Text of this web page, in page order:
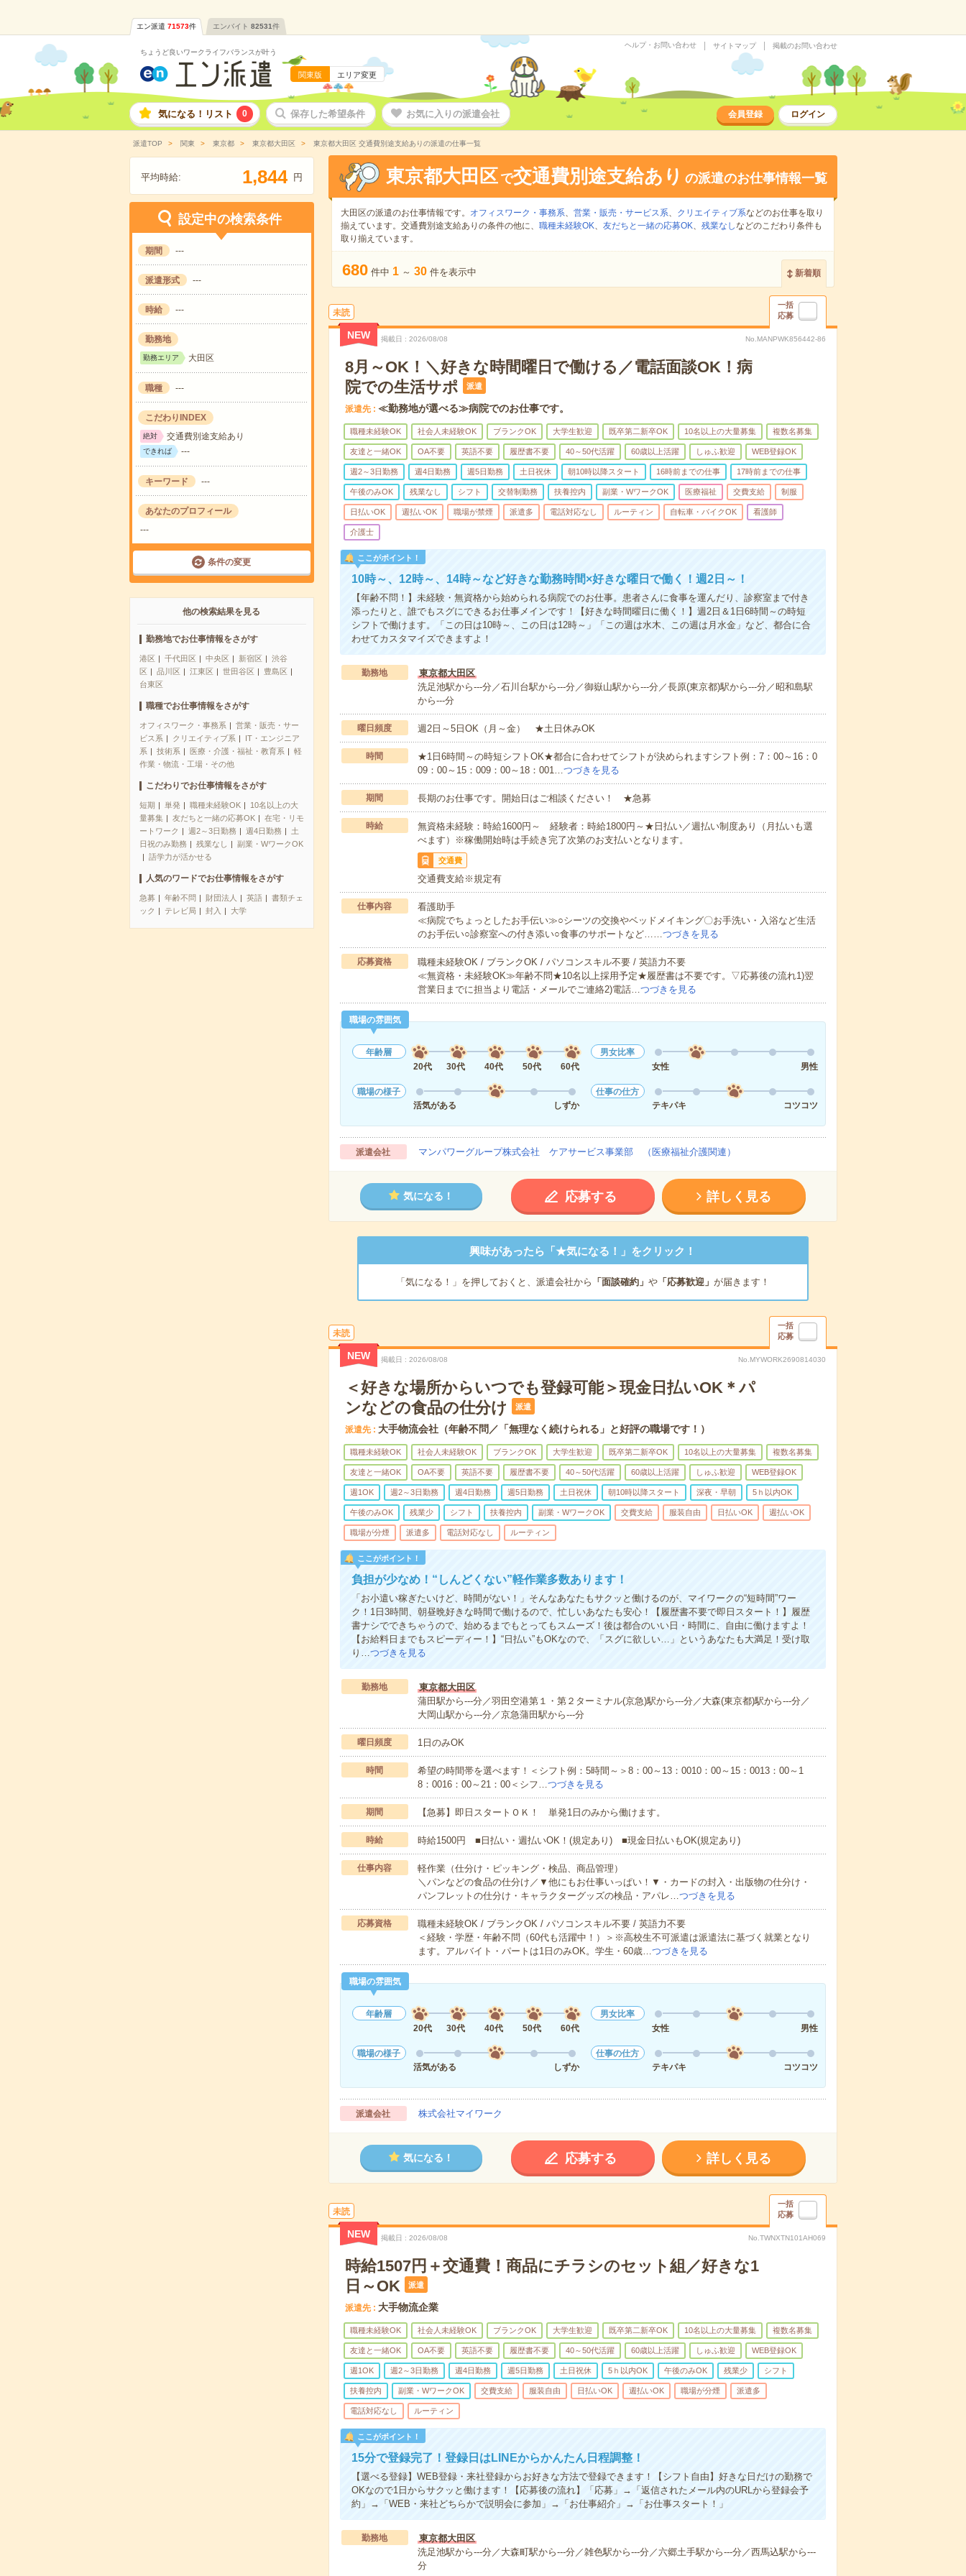
エン派遣 71573件 エンバイト 82531件
ちょうど良いワークライフバランスが叶う
関東版 エリア変更
ヘルプ・お問い合わせ サイトマップ 掲載のお問い合わせ
気になる！リスト 0 保存した希望条件 お気に入りの派遣会社 会員登録 ログイン
派遣TOP 関東 東京都 東京都大田区 東京都大田区 交通費別途支給ありの派遣の仕事一覧
平均時給: 1,844 円
設定中の検索条件
期間 ---
派遣形式 ---
時給 ---
勤務地
勤務エリア 大田区
職種 ---
こだわりINDEX
絶対 交通費別途支給あり
できれば ---
キーワード ---
あなたのプロフィール
---
条件の変更
他の検索結果を見る
勤務地でお仕事情報をさがす
港区 千代田区 中央区 新宿区
渋谷
区
品川区 江東区 世田谷区
豊島区
台東区
職種でお仕事情報をさがす
オフィスワーク・事務系
営業・販売・サー
ビス系
クリエイティブ系
IT・エンジニア
系
技術系 医療・介護・福祉・教育系
軽
作業・物流・工場・その他
こだわりでお仕事情報をさがす
短期 単発 職種未経験OK
10名以上の大
量募集
友だちと一緒の応募OK
在宅・リモ
ートワーク
週2～3日勤務 週4日勤務
土
日祝のみ勤務
残業なし
副業・WワークOK
語学力が活かせる
人気のワードでお仕事情報をさがす
急募 年齢不問 財団法人 英語
書類チェ
ック
テレビ局 封入 大学
東京都大田区 で交通費別途支給あり の派遣のお仕事情報一覧
大田区の派遣のお仕事情報です。 オフィスワーク・事務系、 営業・販売・サービス系、 クリエイティブ系などのお仕事を取り
揃えています。交通費別途支給ありの条件の他に、 職種未経験OK、 友だちと一緒の応募OK、 残業なしなどのこだわり条件も
取り揃えています。
680 件中 1 ～ 30 件を表示中 新着順
未読
一括
応募
NEW 掲載日 2026/08/08 No.MANPWK856442-86
8月～OK！＼好きな時間曜日で働ける／電話面談OK！病
院での生活サポ
派遣
派遣先 ≪勤務地が選べる≫病院でのお仕事です。
職種未経験OK 社会人未経験OK ブランクOK 大学生歓迎 既卒第二新卒OK 10名以上の大量募集 複数名募集
友達と一緒OK OA不要 英語不要 履歴書不要 40～50代活躍 60歳以上活躍 しゅふ歓迎 WEB登録OK
週2～3日勤務 週4日勤務 週5日勤務 土日祝休 朝10時以降スタート 16時前までの仕事 17時前までの仕事
午後のみOK 残業なし シフト 交替制勤務 扶養控内 副業・WワークOK 医療福祉 交費支給 制服
日払いOK 週払いOK 職場が禁煙 派遣多 電話対応なし ルーティン 自転車・バイクOK 看護師
介護士
ここがポイント！
10時～、12時～、14時～など好きな勤務時間×好きな曜日で働く！週2日～！
【年齢不問！】未経験・無資格から始められる病院でのお仕事。患者さんに食事を運んだり、診察室まで付き
添ったりと、誰でもスグにできるお仕事メインです！【好きな時間曜日に働く！】週2日＆1日6時間～の時短
シフトで働けます。「この日は10時～、この日は12時～」「この週は水木、この週は月水金」など、都合に合
わせてカスタマイズできますよ！
勤務地
東京都大田区
洗足池駅から---分／石川台駅から---分／御嶽山駅から---分／長原(東京都)駅から---分／昭和島駅
から---分
曜日頻度 週2日～5日OK（月～金） ★土日休みOK
時間
★1日6時間～の時短シフトOK★都合に合わせてシフトが決められますシフト例：7：00～16：0
09：00～15：009：00～18：001…つづきを見る
期間 長期のお仕事です。開始日はご相談ください！ ★急募
時給
無資格未経験：時給1600円～ 経験者：時給1800円～★日払い／週払い制度あり（月払いも選
べます）※稼働開始時は手続き完了次第のお支払いとなります。
交通費
交通費支給※規定有
仕事内容
看護助手
≪病院でちょっとしたお手伝い≫○シーツの交換やベッドメイキング〇お手洗い・入浴など生活
のお手伝い○診察室への付き添い○食事のサポートなど……つづきを見る
応募資格
職種未経験OK / ブランクOK / パソコンスキル不要 / 英語力不要
≪無資格・未経験OK≫年齢不問★10名以上採用予定★履歴書は不要です。▽応募後の流れ1)翌
営業日までに担当より電話・メールでご連絡2)電話…つづきを見る
職場の雰囲気
年齢層
20代
30代 40代 50代 60代
男女比率
女性
男性
職場の様子
活気がある
しずか
仕事の仕方
テキパキ
コツコツ
派遣会社 マンパワーグループ株式会社 ケアサービス事業部 （医療福祉介護関連）
気になる！ 応募する 詳しく見る
興味があったら「★気になる！」をクリック！
「気になる！」を押しておくと、派遣会社から 「面談確約」 や「応募歓迎」 が届きます！
未読
一括
応募
NEW 掲載日 2026/08/08 No.MYWORK2690814030
＜好きな場所からいつでも登録可能＞現金日払いOK＊パ
ンなどの食品の仕分け
派遣
派遣先 大手物流会社（年齢不問／「無理なく続けられる」と好評の職場です！）
職種未経験OK 社会人未経験OK ブランクOK 大学生歓迎 既卒第二新卒OK 10名以上の大量募集 複数名募集
友達と一緒OK OA不要 英語不要 履歴書不要 40～50代活躍 60歳以上活躍 しゅふ歓迎 WEB登録OK
週1OK 週2～3日勤務 週4日勤務 週5日勤務 土日祝休 朝10時以降スタート 深夜・早朝 5ｈ以内OK
午後のみOK 残業少 シフト 扶養控内 副業・WワークOK 交費支給 服装自由 日払いOK 週払いOK
職場が分煙 派遣多 電話対応なし ルーティン
ここがポイント！
負担が少なめ！“しんどくない”軽作業多数あります！
「お小遣い稼ぎたいけど、時間がない！」そんなあなたもサクッと働けるのが、マイワークの“短時間”ワー
ク！1日3時間、朝昼晩好きな時間で働けるので、忙しいあなたも安心！【履歴書不要で即日スタート！】履歴
書ナシでできちゃうので、始めるまでもとってもスムーズ！後は都合のいい日・時間に、自由に働けますよ！
【お給料日までもスピーディー！】“日払い”もOKなので、「スグに欲しい…」というあなたも大満足！受け取
り…つづきを見る
勤務地
東京都大田区
蒲田駅から---分／羽田空港第１・第２ターミナル(京急)駅から---分／大森(東京都)駅から---分／
大岡山駅から---分／京急蒲田駅から---分
曜日頻度 1日のみOK
時間
希望の時間帯を選べます！＜シフト例：5時間～＞8：00～13：0010：00～15：0013：00～1
8：0016：00～21：00＜シフ…つづきを見る
期間 【急募】即日スタートＯＫ！ 単発1日のみから働けます。
時給 時給1500円 ■日払い・週払いOK！(規定あり) ■現金日払いもOK(規定あり)
仕事内容
軽作業（仕分け・ピッキング・検品、商品管理）
＼パンなどの食品の仕分け／▼他にもお仕事いっぱい！▼・カードの封入・出版物の仕分け・
パンフレットの仕分け・キャラクターグッズの検品・アパレ…つづきを見る
応募資格
職種未経験OK / ブランクOK / パソコンスキル不要 / 英語力不要
＜経験・学歴・年齢不問（60代も活躍中！）＞※高校生不可派遣は派遣法に基づく就業となり
ます。アルバイト・パートは1日のみOK。学生・60歳…つづきを見る
職場の雰囲気
年齢層
20代
30代 40代 50代 60代
男女比率
女性
男性
職場の様子
活気がある
しずか
仕事の仕方
テキパキ
コツコツ
派遣会社 株式会社マイワーク
気になる！ 応募する 詳しく見る
未読
一括
応募
NEW 掲載日 2026/08/08 No.TWNXTN101AH069
時給1507円＋交通費！商品にチラシのセット組／好きな1
日～OK
派遣
派遣先 大手物流企業
職種未経験OK 社会人未経験OK ブランクOK 大学生歓迎 既卒第二新卒OK 10名以上の大量募集 複数名募集
友達と一緒OK OA不要 英語不要 履歴書不要 40～50代活躍 60歳以上活躍 しゅふ歓迎 WEB登録OK
週1OK 週2～3日勤務 週4日勤務 週5日勤務 土日祝休 5ｈ以内OK 午後のみOK 残業少 シフト
扶養控内 副業・WワークOK 交費支給 服装自由 日払いOK 週払いOK 職場が分煙 派遣多
電話対応なし ルーティン
ここがポイント！
15分で登録完了！登録日はLINEからかんたん日程調整！
【選べる登録】WEB登録・来社登録からお好きな方法で登録できます！【シフト自由】好きな日だけの勤務で
OKなので1日からサクッと働けます！【応募後の流れ】「応募」→「返信されたメール内のURLから登録会予
約」→「WEB・来社どちらかで説明会に参加」→「お仕事紹介」→「お仕事スタート！」
勤務地
東京都大田区
洗足池駅から---分／大森町駅から---分／雑色駅から---分／六郷土手駅から---分／西馬込駅から---
分